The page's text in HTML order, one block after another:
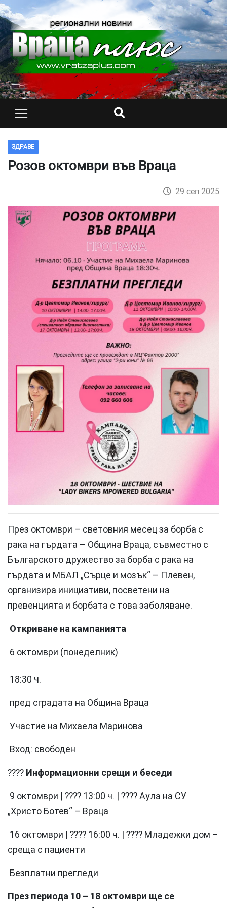
ЗДРАВЕ
Розов октомври във Враца
29 сеп 2025
През октомври – световния месец за борба с
рака на гърдата – Община Враца, съвместно с
Българското дружество за борба с рака на
гърдата и МБАЛ „Сърце и мозък“ – Плевен,
организира инициативи, посветени на
превенцията и борбата с това заболяване.
Откриване на кампанията
6 октомври (понеделник)
18:30 ч.
пред сградата на Община Враца
Участие на Михаела Маринова
Вход: свободен
???? Информационни срещи и беседи
9 октомври | ???? 13:00 ч. | ???? Аула на СУ
„Христо Ботев“ – Враца
16 октомври | ???? 16:00 ч. | ???? Младежки дом –
среща с пациенти
Безплатни прегледи
През периода 10 – 18 октомври ще се